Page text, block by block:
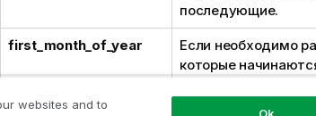
последующие.
first_month_of_year
Если необходимо
которые
websites and to